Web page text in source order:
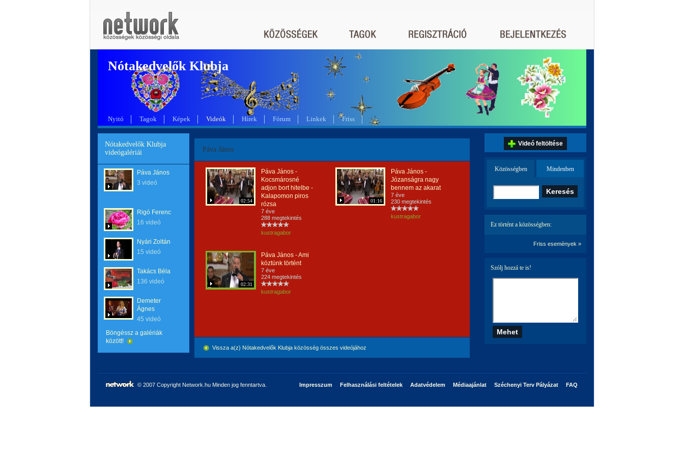
Nótakedvelők Klubja
Nyitó Tagok Képek Videók Hírek Fórum Linkek Friss
Nótakedvelők Klubja
videógalériái
Páva János
3 videó
Rigó Ferenc
16 videó
Nyári Zoltán
15 videó
Takács Béla
136 videó
Demeter
Ágnes
45 videó
Böngéssz a galériák
között!
Páva János
02:54
Páva János -
Kocsmárosné
adjon bort hitelbe -
Kalapomon piros
rózsa
7 éve
288 megtekintés
kustragabor
01:16
Páva János -
Józanságra nagy
bennem az akarat
7 éve
230 megtekintés
kustragabor
02:31
Páva János - Ami
köztünk történt
7 éve
224 megtekintés
kustragabor
Vissza a(z) Nótakedvelők Klubja közösség összes videójához
Videó feltöltése
Közösségben Mindenben
Ez történt a közösségben:
Friss események »
Szólj hozzá te is!
© 2007 Copyright Network.hu Minden jog fenntartva. Impresszum Felhasználási feltételek Adatvédelem Médiaajánlat Széchenyi Terv Pályázat FAQ